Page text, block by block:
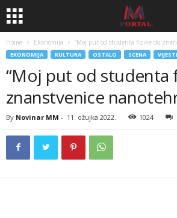
Home Ekonomija “Moj put od studenta fizike do
EKONOMIJA KULTURA OSTALO SCENA VIJESTI
“Moj put od studenta
znanstvenice
By Novinar MM - 11. ožujka 2022. 1024